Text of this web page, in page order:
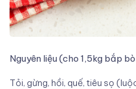
Nguyên liệu (cho 1,5kg bắp
Tỏi, gừng, hồi, quế, tiêu sọ